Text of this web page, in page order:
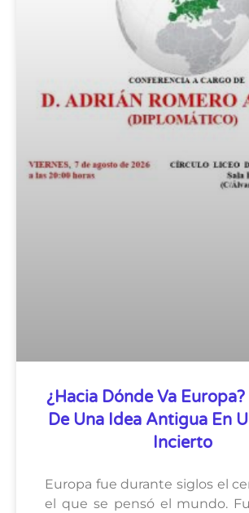
¿Hacia Dónde Va
De Una Idea Antigua En
Incierto
Europa fue durante siglos el
el que se pensó el mundo.